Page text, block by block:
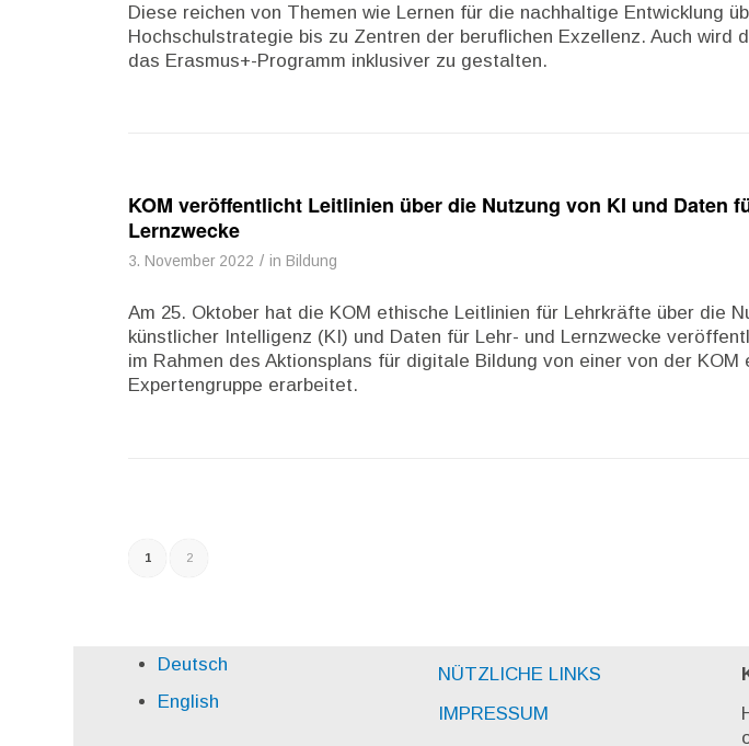
Diese reichen von Themen wie Lernen für die nachhaltige Entwicklung
Hochschulstrategie bis zu Zentren der beruflichen Exzellenz. Auch wird
das Erasmus+-Programm inklusiver zu gestalten.
KOM veröffentlicht Leitlinien über die Nutzung von KI und Daten
Lernzwecke
3. November 2022 / in Bildung
Am 25. Oktober hat die KOM ethische Leitlinien für Lehrkräfte über die
künstlicher Intelligenz (KI) und Daten für Lehr- und Lernzwecke
im Rahmen des Aktionsplans für digitale Bildung von einer von der KOM
Expertengruppe erarbeitet.
1 2
Deutsch
English
NÜTZLICHE LINKS
IMPRESSUM